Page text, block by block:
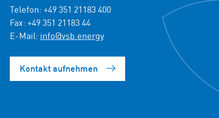
Telefon: +49 351 21183 400
Fax: +49 351 21183 44
E-Mail: info@vsb.energy
Kontakt aufnehmen